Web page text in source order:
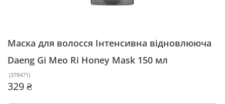
Маска для волосся Інтенсивна відновлююча
Daeng Gi Meo Ri Honey Mask 150 мл
(378471)
329 ₴